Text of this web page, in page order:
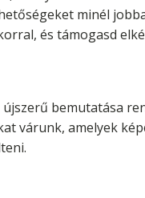
minél
és támogasd
bemutatása
várunk, amelyek